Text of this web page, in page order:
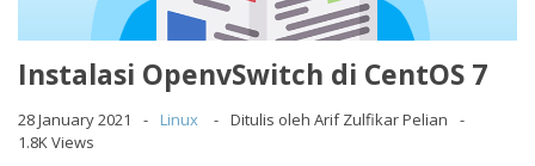
Instalasi OpenvSwitch di CentOS 7
28 January 2021 Linux
Ditulis oleh Arif Zulfikar Pelian
1.8K Views